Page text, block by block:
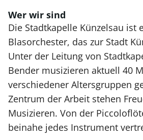
Wer wir sind
Die Stadtkapelle Künzelsau ist
Blasorchester, das zur Stadt
Unter der Leitung von
Bender musizieren aktuell 40
verschiedener Altersgruppen
Zentrum der Arbeit stehen
Musizieren. Von der
beinahe jedes Instrument